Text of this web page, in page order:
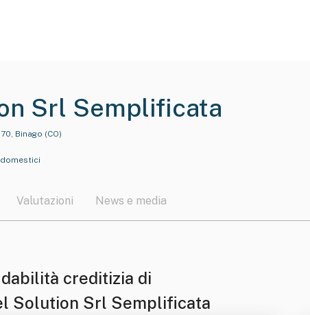
Srl Semplificata
Binago (CO)
Valutazioni News e media
creditizia di
Solution Srl Semplificata